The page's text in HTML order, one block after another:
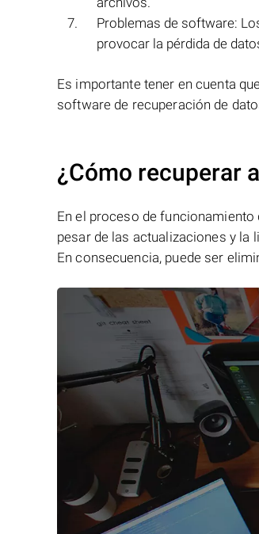
Problemas de software:
provocar la pérdida de
Es importante tener en cuenta
software de recuperación de
¿Cómo recuperar
En el proceso de
pesar de las actualizaciones y la
En consecuencia, puede ser